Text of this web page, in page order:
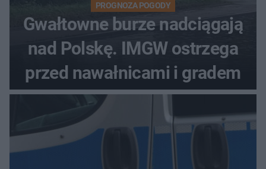
PROGNOZA POGODY
Gwałtowne burze nadciągają
nad Polskę. IMGW ostrzega
przed nawałnicami i gradem